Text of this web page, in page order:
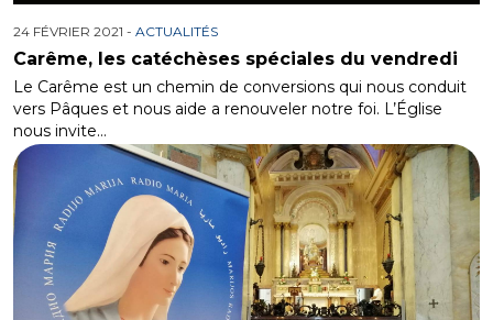
24 FÉVRIER 2021 - ACTUALITÉS
Carême, les catéchèses spéciales du vendredi
Le Carême est un chemin de conversions qui nous conduit
vers Pâques et nous aide a renouveler notre foi. L’Église
nous invite…